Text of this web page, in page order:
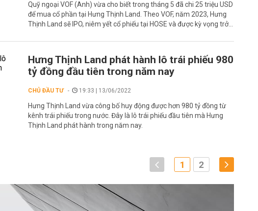
Quỹ ngoại VOF (Anh) vừa cho biết trong tháng 5 đã chi 25 triệu USD
để mua cổ phần tại Hưng Thịnh Land. Theo VOF, năm 2023, Hưng
Thịnh Land sẽ IPO, niêm yết cổ phiếu tại HOSE và được kỳ vọng trở...
Hưng Thịnh Land phát hành lô trái phiếu 980
tỷ đồng đầu tiên trong năm nay
CHỦ ĐẦU TƯ 19:33 | 13/06/2022
Hưng Thịnh Land vừa công bố huy động được hơn 980 tỷ đồng từ
kênh trái phiếu trong nước. Đây là lô trái phiếu đầu tiên mà Hưng
Thịnh Land phát hành trong năm nay.
1 2